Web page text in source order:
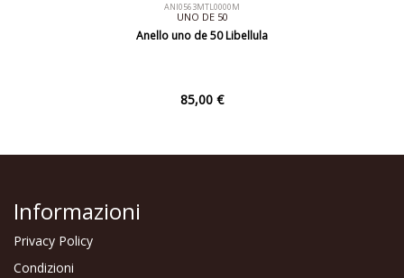
ANI0563MTL0000M
UNO DE 50
Anello uno de 50 Libellula
85,00 €
Informazioni
Privacy Policy
Condizioni